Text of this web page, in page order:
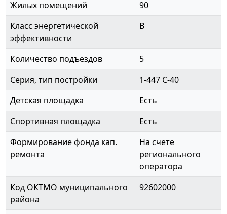
Жилых помещений
90
Класс энергетической
эффективности
B
Количество подъездов
5
Серия, тип постройки
1-447 С-40
Детская площадка
Есть
Спортивная площадка
Есть
Формирование фонда кап.
ремонта
На счете
регионального
оператора
Код ОКТМО муниципального
района
92602000